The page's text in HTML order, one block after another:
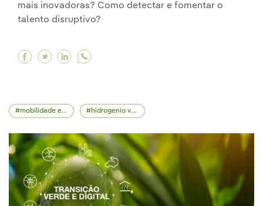
mais inovadoras? Como detectar e fomentar o
talento disruptivo?
Facebook Talento disruptivo: pense diferente
Twitter Talento disruptivo: pense
Linkedin Talento disruptivo: pense
mobilidade elétrica hidrogenio verde